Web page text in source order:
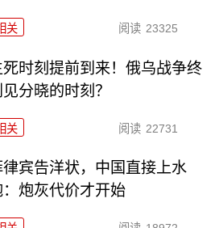
关 阅读 23325
死时刻提前到来！俄乌战争终
分晓的时刻？
关 阅读 22731
律宾告洋状，中国直接上水
：炮灰代价才开始